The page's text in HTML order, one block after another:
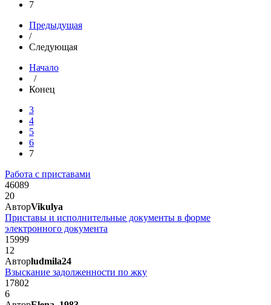
7
Предыдущая
/
Следующая
Начало
/
Конец
3
4
5
6
7
Работа с приставами
46089
20
АвторVikulya
Приставы и исполнительные документы в форме
электронного документа
15999
12
Авторludmila24
Взыскание задолженности по жку
17802
6